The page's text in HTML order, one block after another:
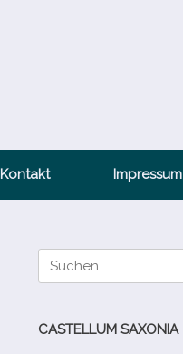
Kontakt Impressum
Suche
nach:
CASTELLUM SAXONIA